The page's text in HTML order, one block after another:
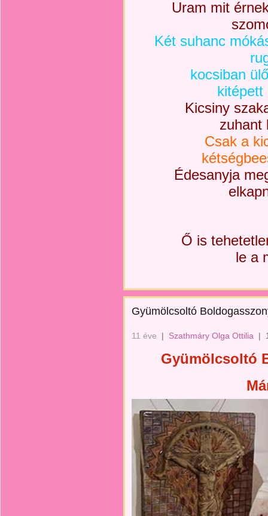
Uram mit
Két suhanc
kocsiban
kitépett
Kicsiny
zuhant
Csak a
Édesanyja
Ő is
le a
Gyümölcsoltó
11 éve | Szathmáry Olga Ottilia |
Gyümölcsoltó